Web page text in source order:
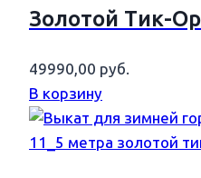
Золотой Тик-
49990,00 руб.
В корзину